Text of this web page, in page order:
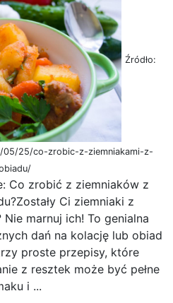
Źródło:
25/co-zrobic-z-ziemniakami-z-
Co zrobić z ziemniaków z
Ci ziemniaki z
marnuj ich! To genialna
dań na kolację lub obiad
proste przepisy, które
z resztek może być pełne
i ...